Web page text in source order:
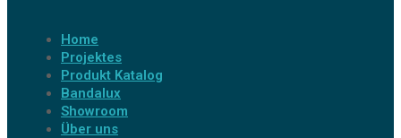
Home
Projektes
Produkt Katalog
Bandalux
Showroom
Über uns